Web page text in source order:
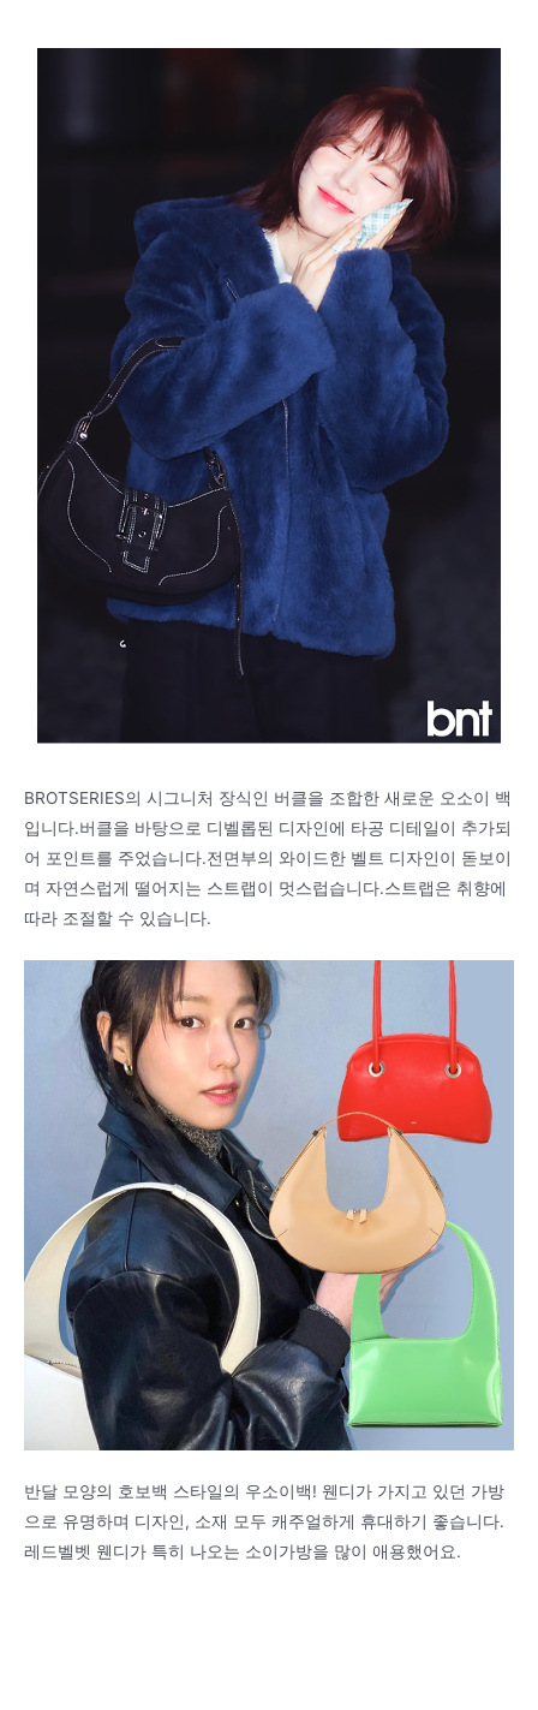
BROTSERIES의 시그니처 장식인 버클을 조합한 새로운 오소이 백
입니다.버클을 바탕으로 디벨롭된 디자인에 타공 디테일이 추가되
어 포인트를 주었습니다.전면부의 와이드한 벨트 디자인이 돋보이
며 자연스럽게 떨어지는 스트랩이 멋스럽습니다.스트랩은 취향에
따라 조절할 수 있습니다.
반달 모양의 호보백 스타일의 우소이백! 웬디가 가지고 있던 가방
으로 유명하며 디자인, 소재 모두 캐주얼하게 휴대하기 좋습니다.
레드벨벳 웬디가 특히 나오는 소이가방을 많이 애용했어요.